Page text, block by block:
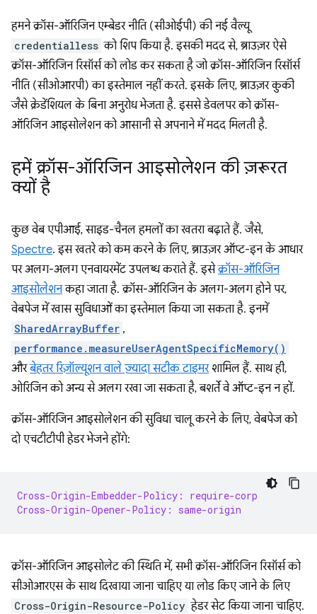
हमने क्रॉस-ऑरिजिन एम्बेडर नीति (सीओईपी) की नई वैल्यू
credentialless को शिप किया है. इसकी मदद से, ब्राउज़र ऐसे
क्रॉस-ऑरिजिन रिसॉर्स को लोड कर सकता है जो क्रॉस-ऑरिजिन रिसॉर्स
नीति (सीओआरपी) का इस्तेमाल नहीं करते. इसके लिए, ब्राउज़र कुकी
जैसे क्रेडेंशियल के बिना अनुरोध भेजता है. इससे डेवलपर को क्रॉस-
ऑरिजिन आइसोलेशन को आसानी से अपनाने में मदद मिलती है.
हमें क्रॉस-ऑरिजिन आइसोलेशन की ज़रूरत
क्यों है
कुछ वेब एपीआई, साइड-चैनल हमलों का खतरा बढ़ाते हैं. जैसे,
Spectre. इस खतरे को कम करने के लिए, ब्राउज़र ऑप्ट-इन के आधार
पर अलग-अलग एनवायरमेंट उपलब्ध कराते हैं. इसेक्रॉस-ऑरिजिन
आइसोलेशनकहा जाता है. क्रॉस-ऑरिजिन के अलग-अलग होने पर,
वेबपेज में खास सुविधाओं का इस्तेमाल किया जा सकता है. इनमें
SharedArrayBuffer ,
performance.measureUserAgentSpecificMemory()
औरबेहतर रिज़ॉल्यूशन वाले ज़्यादा सटीक टाइमरशामिल हैं. साथ ही,
ओरिजिन को अन्य से अलग रखा जा सकता है, बशर्ते वे ऑप्ट-इन न हों.
क्रॉस-ऑरिजिन आइसोलेशन की सुविधा चालू करने के लिए, वेबपेज को
दो एचटीटीपी हेडर भेजने होंगे:
Cross-Origin-Embedder-Policy: require-corp
Cross-Origin-Opener-Policy: same-origin
क्रॉस-ऑरिजिन आइसोलेट की स्थिति में, सभी क्रॉस-ऑरिजिन रिसॉर्स को
सीओआरएस के साथ दिखाया जाना चाहिए या लोड किए जाने के लिए
Cross-Origin-Resource-Policy हेडर सेट किया जाना चाहिए.